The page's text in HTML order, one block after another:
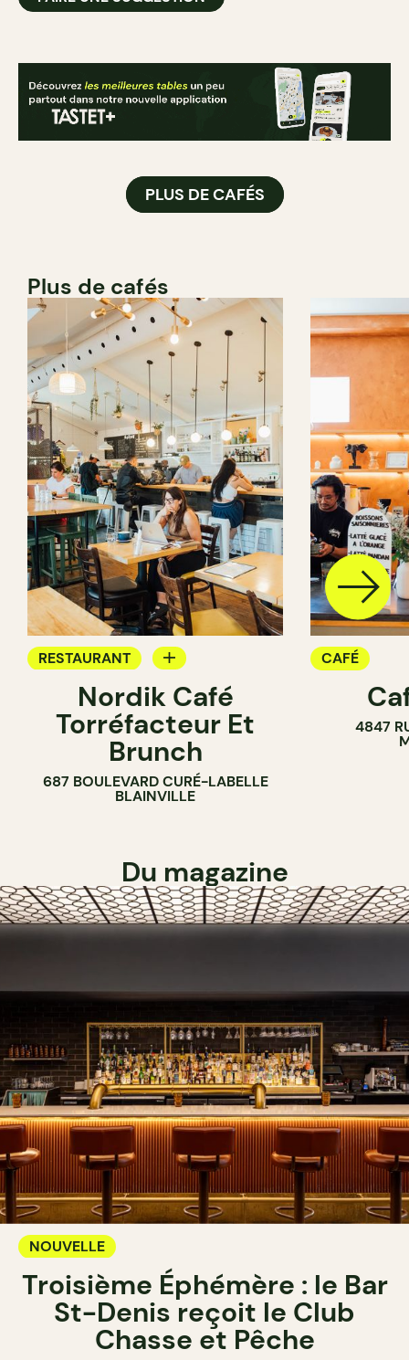
PLUS DE CAFÉS
Plus de cafés
RESTAURANT
Nordik Café
Torréfacteur Et
Brunch
687 BOULEVARD CURÉ-LABELLE
BLAINVILLE
CAFÉ
4847
Du magazine
NOUVELLE
Troisième Éphémère : le Bar
St-Denis reçoit le Club
Chasse et Pêche